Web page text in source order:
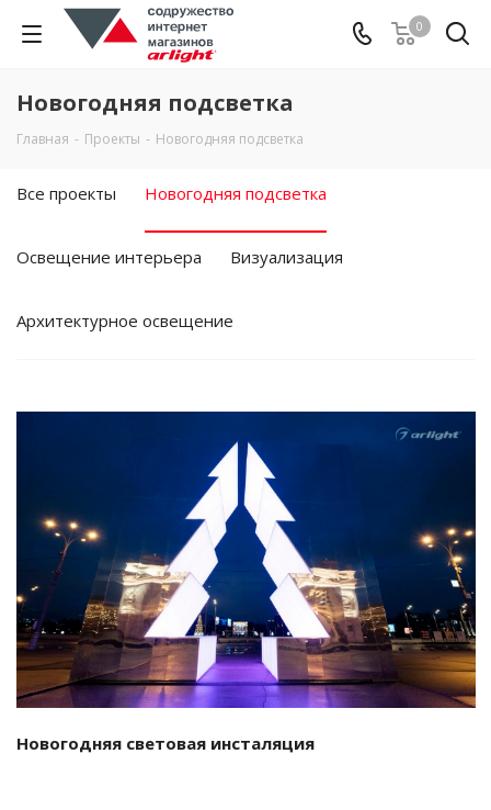
0
Новогодняя подсветка
Главная - Проекты - Новогодняя подсветка
Все проекты Новогодняя подсветка
Освещение интерьера Визуализация
Архитектурное освещение
Смотреть проект
Новогодняя световая инсталяция